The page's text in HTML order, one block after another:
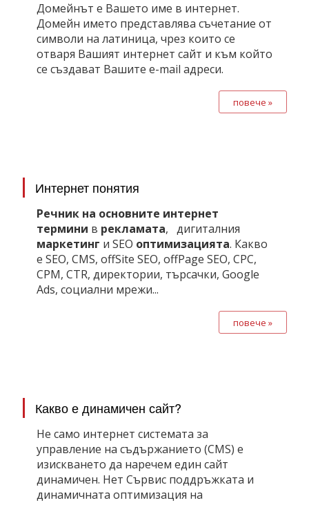
Домейнът е Вашето име в интернет.
Домейн името представлява съчетание от
символи на латиница, чрез които се
отваря Вашият интернет сайт и към който
се създават Вашите e-mail адреси.
повече »
Интернет понятия
Речник на основните интернет
термини в рекламата, дигиталния
маркетинг и SEO оптимизацията. Какво
е SEO, CMS, offSite SEO, offPage SEO, CPC,
CPM, CTR, директории, търсачки, Google
Ads, социални мрежи...
повече »
Какво е динамичен сайт?
Не само интернет системата за
управление на съдържанието (CMS) е
изискването да наречем един сайт
динамичен. Нет Сървис поддръжката и
динамичната оптимизация на